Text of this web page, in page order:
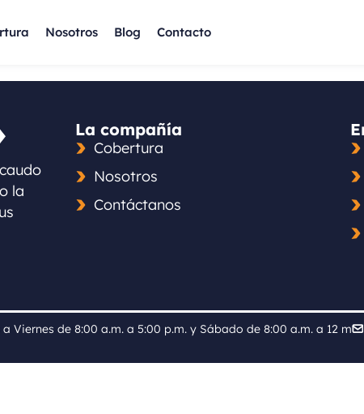
Nosotros Blog Contacto
la
La compañía
Cobertura
Nosotros
Contáctanos
a Viernes de 8:00 a.m. a 5:00 p.m. y Sábado de 8:00 a.m. a 12 m